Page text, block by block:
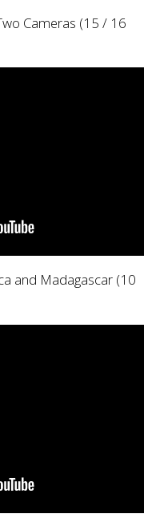
Cameras (15 / 16
and Madagascar (10